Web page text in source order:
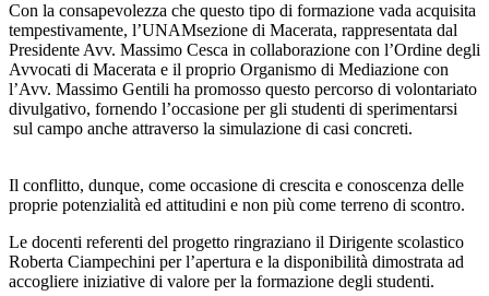
Con la consapevolezza che questo tipo di formazione vada acquisita
tempestivamente, l’UNAMsezione di Macerata, rappresentata dal
Presidente Avv. Massimo Cesca in collaborazione con l’Ordine degli
Avvocati di Macerata e il proprio Organismo di Mediazione con
l’Avv. Massimo Gentili ha promosso questo percorso di volontariato
divulgativo, fornendo l’occasione per gli studenti di sperimentarsi
sul campo anche attraverso la simulazione di casi concreti.
Il conflitto, dunque, come occasione di crescita e conoscenza delle
proprie potenzialità ed attitudini e non più come terreno di scontro.
Le docenti referenti del progetto ringraziano il Dirigente scolastico
Roberta Ciampechini per l’apertura e la disponibilità dimostrata ad
accogliere iniziative di valore per la formazione degli studenti.